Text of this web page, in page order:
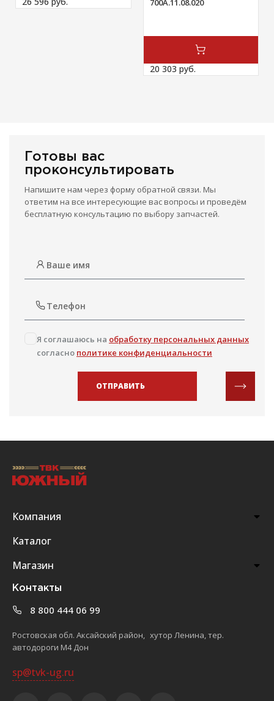
20 303 руб.
Готовы вас
проконсультировать
Напишите нам через форму обратной связи. Мы
ответим на все интересующие вас вопросы и проведём
бесплатную консультацию по выбору запчастей.
Я соглашаюсь на обработку персональных данных
согласно политике конфиденциальности
ОТПРАВИТЬ
Компания
Каталог
Магазин
Контакты
8 800 444 06 99
Ростовская обл. Аксайский район, хутор Ленина, тер.
автодороги М4 Дон
sp@tvk-ug.ru